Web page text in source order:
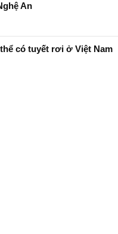
An
có tuyết rơi ở Việt Nam